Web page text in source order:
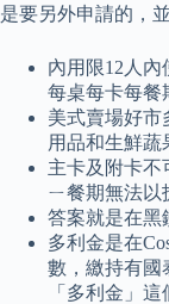
是要另外申請的，
內用限12人內
每桌每卡每餐
美式賣場好市
用品和生鮮蔬
主卡及附卡不
ㄧ餐期無法以
答案就是在黑
多利金是在
數，繳持有國
「多利金」